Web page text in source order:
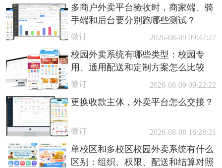
多商户外卖平台验收时，商家端、骑
手端和后台要分别跑哪些测试？
微订 2026-08-09 09:47:27
校园外卖系统有哪些类型：校园专
用、通用配送和定制方案怎么比较
微订 2026-08-09 09:22:22
更换收款主体，外卖平台怎么交接？
微订 2026-08-08 16:28:21
单校区和多校区校园外卖系统有什么
区别：组织、权限、配送和结算对照